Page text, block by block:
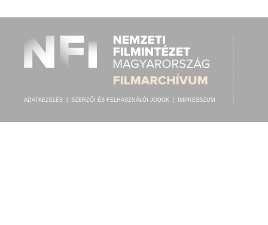
ADATKEZELÉS SZERZŐI ÉS FELHASZNÁLÓI JOGOK IMPRESSZUM